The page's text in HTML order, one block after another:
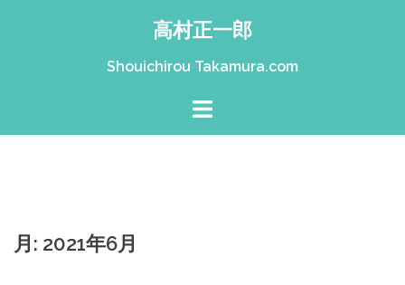
へ
高村正一郎
Shouichirou Takamura.com
月: 2021年6月